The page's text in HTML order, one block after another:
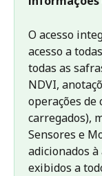
O acesso
acesso a
todas as
NDVI,
operações de
carregados),
Sensores e
adicionados
exibidos a